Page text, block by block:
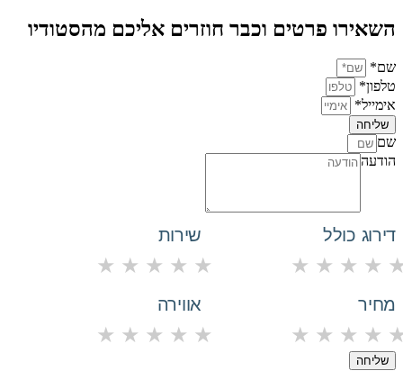
השאירו פרטים וכבר חוזרים אליכם מהסטודיו
שם*
טלפון*
אימייל*
שליחה
שם
הודעה
דירוג כולל
★ ★ ★ ★
שירות
★ ★ ★ ★ ★
מחיר
★ ★ ★ ★
אווירה
★ ★ ★ ★ ★
שליחה